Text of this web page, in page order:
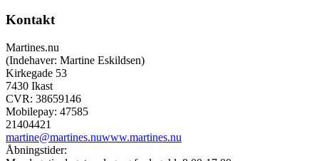
Kontakt
Martines.nu
(Indehaver: Martine Eskildsen)
Kirkegade 53
7430 Ikast
CVR: 38659146
Mobilepay: 47585
21404421
martine@martines.nuwww.martines.nu
Åbningstider: